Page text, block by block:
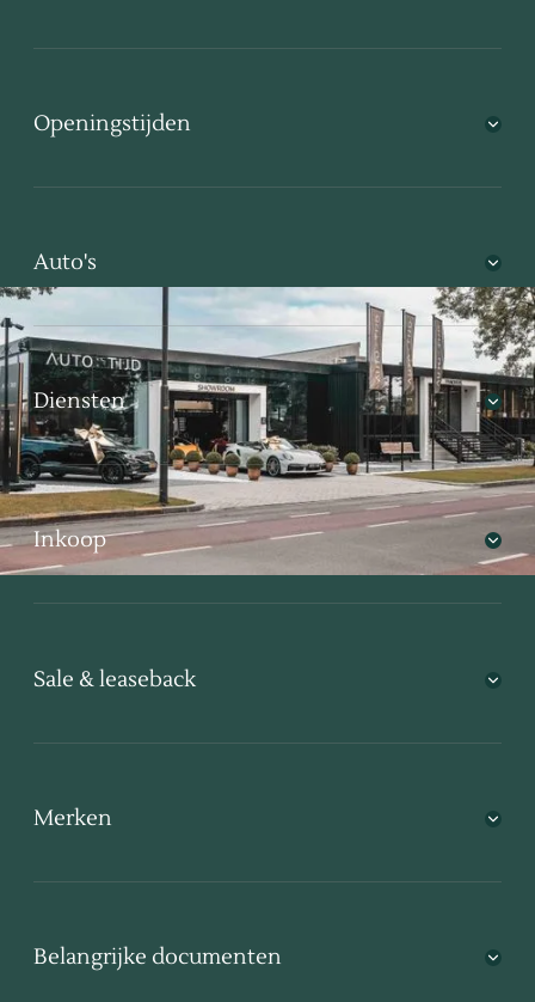
Openingstijden
Auto's
Diensten
Inkoop
Sale & leaseback
Merken
Belangrijke documenten